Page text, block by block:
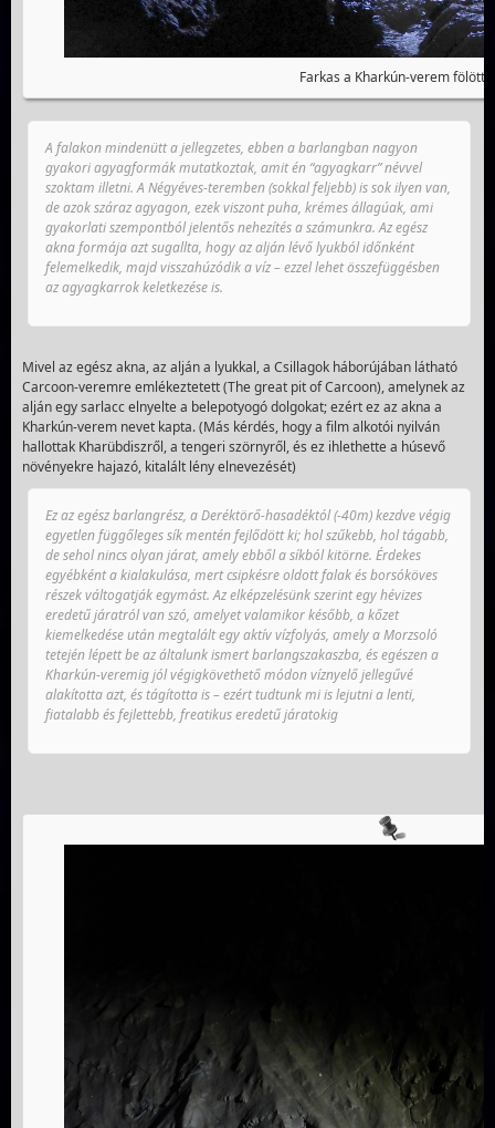
Farkas a Kharkún-verem fölött
A falakon mindenütt a jellegzetes, ebben a barlangban nagyon
gyakori agyagformák mutatkoztak, amit én “agyagkarr” névvel
szoktam illetni. A Négyéves-teremben (sokkal feljebb) is sok ilyen van,
de azok száraz agyagon, ezek viszont puha, krémes állagúak, ami
gyakorlati szempontból jelentős nehezítés a számunkra. Az egész
akna formája azt sugallta, hogy az alján lévő lyukból időnként
felemelkedik, majd visszahúzódik a víz – ezzel lehet összefüggésben
az agyagkarrok keletkezése is.
Mivel az egész akna, az alján a lyukkal, a Csillagok háborújában látható
Carcoon-veremre emlékeztetett (The great pit of Carcoon), amelynek az
alján egy sarlacc elnyelte a belepotyogó dolgokat; ezért ez az akna a
Kharkún-verem nevet kapta. (Más kérdés, hogy a film alkotói nyilván
hallottak Kharübdiszről, a tengeri szörnyről, és ez ihlethette a húsevő
növényekre hajazó, kitalált lény elnevezését)
Ez az egész barlangrész, a Deréktörő-hasadéktól (-40m) kezdve végig
egyetlen függőleges sík mentén fejlődött ki; hol szűkebb, hol tágabb,
de sehol nincs olyan járat, amely ebből a síkból kitörne. Érdekes
egyébként a kialakulása, mert csipkésre oldott falak és borsóköves
részek váltogatják egymást. Az elképzelésünk szerint egy hévizes
eredetű járatról van szó, amelyet valamikor később, a kőzet
kiemelkedése után megtalált egy aktív vízfolyás, amely a Morzsoló
tetején lépett be az általunk ismert barlangszakaszba, és egészen a
Kharkún-veremig jól végigkövethető módon víznyelő jellegűvé
alakította azt, és tágította is – ezért tudtunk mi is lejutni a lenti,
fiatalabb és fejlettebb, freatikus eredetű járatokig